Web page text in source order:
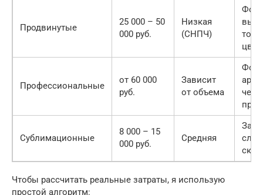
Продвинутые
25 000 – 50
000 руб.
Низкая
(СНПЧ)
Профессиональные
от 60 000
руб.
Зависит
от объема
Сублимационные
8 000 – 15
000 руб.
Средняя
Чтобы рассчитать реальные затраты, я использую
простой алгоритм: